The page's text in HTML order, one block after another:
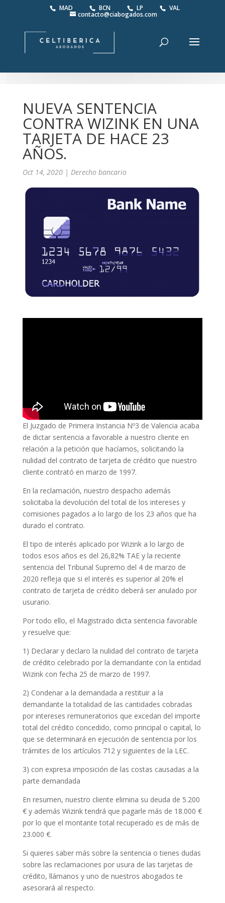
MAD BCN LP VAL
contacto@ciabogados.com
NUEVA SENTENCIA
CONTRA WIZINK EN UNA
TARJETA DE HACE 23
AÑOS.
Oct 14, 2020| Derecho bancario
El Juzgado de Primera Instancia Nº3 de Valencia acaba
de dictar sentencia a favorable a nuestro cliente en
relación a la petición que hacíamos, solicitando la
nulidad del contrato de tarjeta de crédito que nuestro
cliente contrató en marzo de 1997.
En la reclamación, nuestro despacho además
solicitaba la devolución del total de los intereses y
comisiones pagados a lo largo de los 23 años que ha
durado el contrato.
El tipo de interés aplicado por Wizink a lo largo de
todos esos años es del 26,82% TAE y la reciente
sentencia del Tribunal Supremo del 4 de marzo de
2020 refleja que si el interés es superior al 20% el
contrato de tarjeta de crédito deberá ser anulado por
usurario.
Por todo ello, el Magistrado dicta sentencia favorable
y resuelve que:
1) Declarar y declaro la nulidad del contrato de tarjeta
de crédito celebrado por la demandante con la entidad
Wizink con fecha 25 de marzo de 1997.
2) Condenar a la demandada a restituir a la
demandante la totalidad de las cantidades cobradas
por intereses remuneratorios que excedan del importe
total del crédito concedido, como principal o capital, lo
que se determinará en ejecución de sentencia por los
trámites de los artículos 712 y siguientes de la LEC.
3) con expresa imposición de las costas causadas a la
parte demandada
En resumen, nuestro cliente elimina su deuda de 5.200
€ y además Wizink tendrá que pagarle más de 18.000 €
por lo que el montante total recuperado es de más de
23.000 €.
Si quieres saber más sobre la sentencia o tienes dudas
sobre las reclamaciones por usura de las tarjetas de
crédito, llámanos y uno de nuestros abogados te
asesorará al respecto.